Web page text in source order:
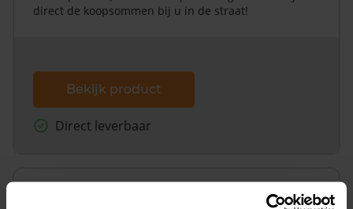
direct de koopsommen bij u in de straat!
Bekijk product
Direct leverbaar
Koopsommenoverzicht (1 jaar gratis